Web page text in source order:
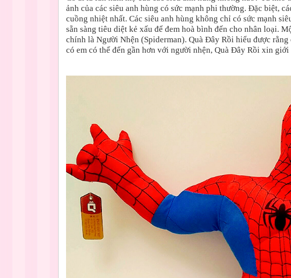
ảnh của các siêu anh hùng có sức mạnh phi thường. Đặc biệt,
cuồng nhiệt nhất. Các siêu anh hùng không chỉ có sức mạnh
sẵn sàng tiêu diệt kẻ xấu để đem hoà bình đến cho nhân loại.
chính là Người Nhện (Spiderman). Quà Đây Rồi hiểu được rằng
có em có thể đến gần hơn với người nhện, Quà Đây Rồi xin